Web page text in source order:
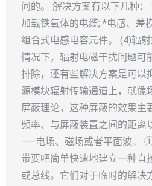
问的。 解决方案有以下几种
加载铁氧体的电缆; *电感、差
组合式电感电容元件。 (4)辐
情况下，辐射电磁干扰问题可
排除，还有些解决方案是可以
源模块辐射传输通道上，就像
屏蔽理论，这种屏蔽的效果主
频率、与屏蔽装置之间的距离
——电场、磁场或者平面波。
带要吧简单快速地建立一种直
或总线。它们对于临时的解决